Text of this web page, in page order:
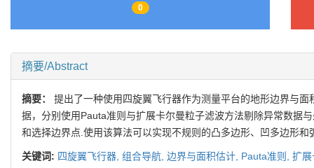
0
摘要/Abstract
摘要： 提出了一种使用四旋翼飞行器作为测量平台的地形边界与
据，分别使用Pauta准则与扩展卡尔曼粒子滤波方法剔除异常数据
和选择边界点.使用该算法可以实现不规则的凸多边形、凹多边形
关键词: 四旋翼飞行器, 组合导航, 边界与面积估计, Pauta准则, 扩展